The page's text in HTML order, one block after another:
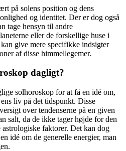
på solens position og dens
og identitet. Der er dog også
tage hensyn til andre
eller de forskellige huse i
give mere specifikke indsigter
af disse himmellegemer.
dagligt?
solhoroskop for at få en idé om,
liv på det tidspunkt. Disse
over tendenserne på en given
salt, da de ikke tager højde for den
faktorer. Det kan dog
idé om de generelle energier, man